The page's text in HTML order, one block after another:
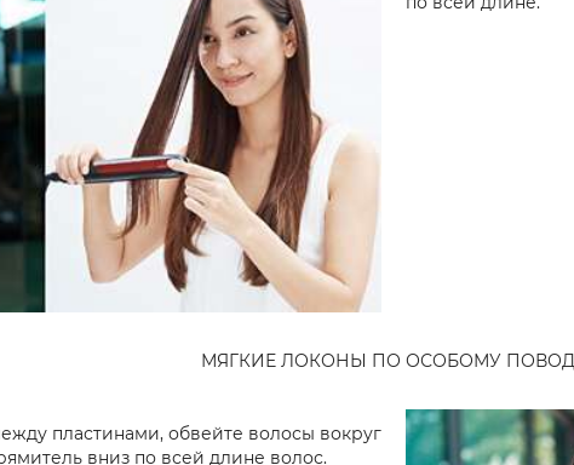
МЯГКИЕ ЛОКОНЫ ПО ОСОБОМУ
пластинами, обвейте волосы вокруг
вниз по всей длине волос.